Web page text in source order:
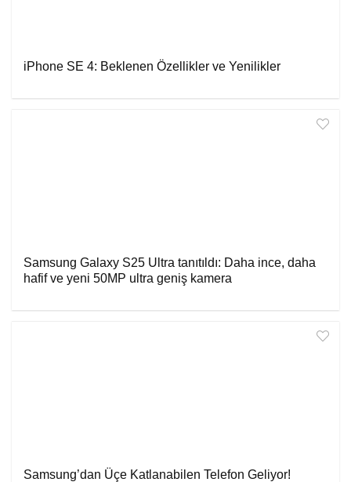
iPhone SE 4: Beklenen Özellikler ve Yenilikler
Samsung Galaxy S25 Ultra tanıtıldı: Daha ince, daha
hafif ve yeni 50MP ultra geniş kamera
Samsung’dan Üçe Katlanabilen Telefon Geliyor!